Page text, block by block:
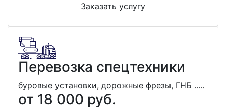
Заказать услугу
Перевозка спецтехники
буровые установки, дорожные фрезы, ГНБ .....
от 18 000 руб.